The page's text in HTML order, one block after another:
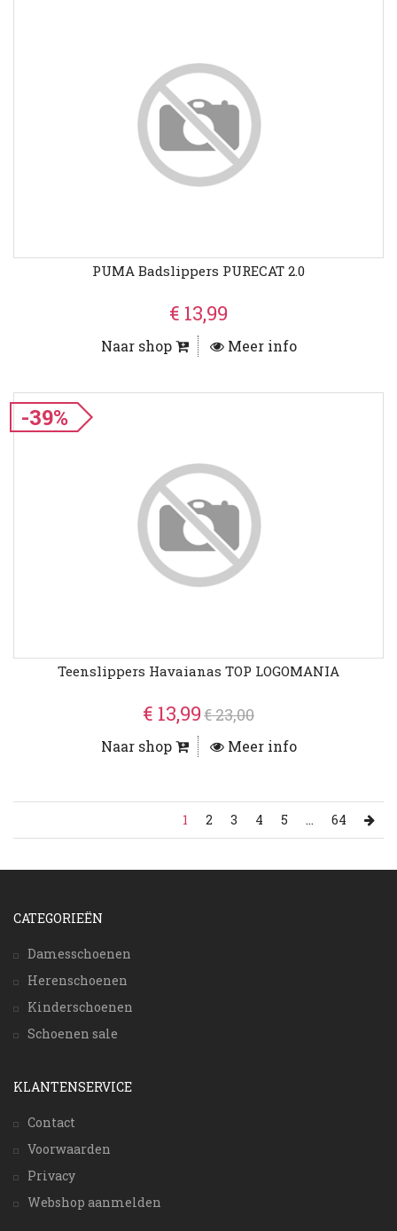
PUMA Badslippers PURECAT 2.0
€ 13,99
Naar shop Meer info
-39%
Teenslippers Havaianas TOP LOGOMANIA
€ 13,99€ 23,00
Naar shop Meer info
1 2 3 4 5 ... 64
CATEGORIEËN
Damesschoenen
Herenschoenen
Kinderschoenen
Schoenen sale
KLANTENSERVICE
Contact
Voorwaarden
Privacy
Webshop aanmelden